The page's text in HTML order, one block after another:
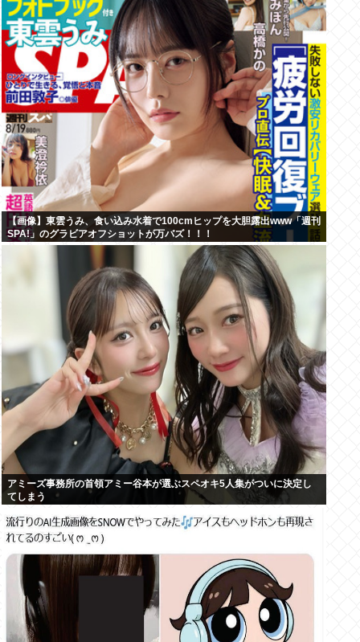
【画像】東雲うみ、食い込み水着で100cmヒップを大胆露出www「週刊
SPA!」のグラビアオフショットが万バズ！！！
アミーズ事務所の首領アミー谷本が選ぶスペオキ5人集がついに決定し
てしまう